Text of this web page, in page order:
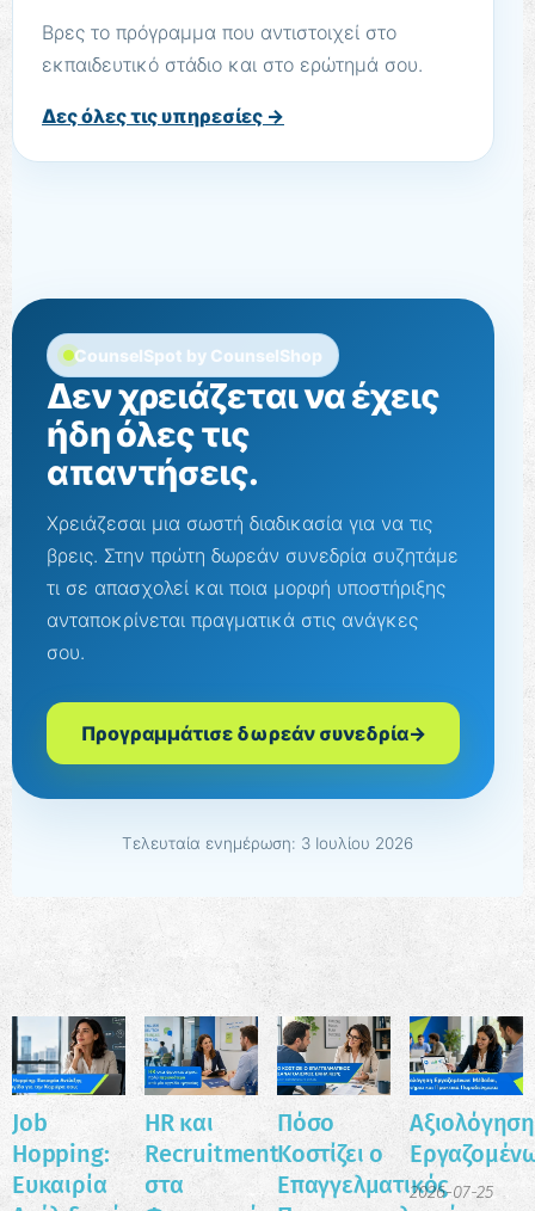
Βρες το πρόγραμμα που αντιστοιχεί στο
εκπαιδευτικό στάδιο και στο ερώτημά σου.
Δες όλες τις υπηρεσίες →
CounselSpot by CounselShop
Δεν χρειάζεται να έχεις
ήδη όλες τις
απαντήσεις.
Χρειάζεσαι μια σωστή διαδικασία για να τις
βρεις. Στην πρώτη δωρεάν συνεδρία συζητάμε
τι σε απασχολεί και ποια μορφή υποστήριξης
ανταποκρίνεται πραγματικά στις ανάγκες
σου.
Προγραμμάτισε δωρεάν συνεδρία→
Τελευταία ενημέρωση: 3 Ιουλίου 2026
Job
Hopping:
Ευκαιρία
HR και
Recruitment
στα
Πόσο
Κοστίζει ο
Επαγγελματικός
Αξιολόγηση
2026-07-25